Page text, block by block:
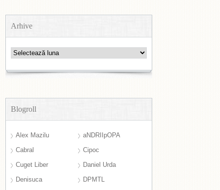
Arhive
Arhive
Blogroll
Alex Mazilu
aNDRIIpOPA
Cabral
Cipoc
Cuget Liber
Daniel Urda
Denisuca
DPMTL